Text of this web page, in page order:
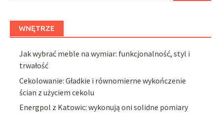
WNĘTRZE
Jak wybrać meble na wymiar: funkcjonalność, styl i
trwałość
Cekolowanie: Gładkie i równomierne wykończenie
ścian z użyciem cekolu
Energpol z Katowic: wykonują oni solidne pomiary